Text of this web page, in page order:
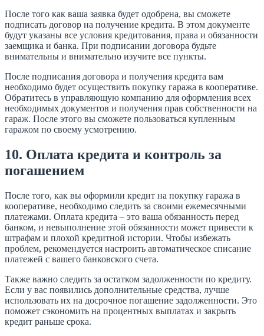
После того как ваша заявка будет одобрена, вы сможете
подписать договор на получение кредита. В этом документе
будут указаны все условия кредитования, права и обязанности
заемщика и банка. При подписании договора будьте
внимательны и внимательно изучите все пункты.
После подписания договора и получения кредита вам
необходимо будет осуществить покупку гаража в кооперативе.
Обратитесь в управляющую компанию для оформления всех
необходимых документов и получения прав собственности на
гараж. После этого вы сможете пользоваться купленным
гаражом по своему усмотрению.
10. Оплата кредита и контроль за
погашением
После того, как вы оформили кредит на покупку гаража в
кооперативе, необходимо следить за своими ежемесячными
платежами. Оплата кредита – это ваша обязанность перед
банком, и невыполнение этой обязанности может привести к
штрафам и плохой кредитной истории. Чтобы избежать
проблем, рекомендуется настроить автоматическое списание
платежей с вашего банковского счета.
Также важно следить за остатком задолженности по кредиту.
Если у вас появились дополнительные средства, лучше
использовать их на досрочное погашение задолженности. Это
поможет сэкономить на процентных выплатах и закрыть
кредит раньше срока.